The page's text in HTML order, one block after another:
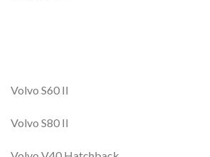
Volvo S60 II
Volvo S80 II